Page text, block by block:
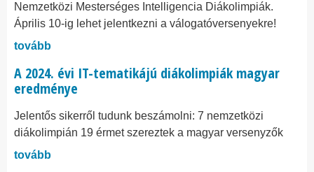
Nemzetközi Mesterséges Intelligencia Diákolimpiák.
Április 10-ig lehet jelentkezni a válogatóversenyekre!
tovább
A 2024. évi IT-tematikájú diákolimpiák magyar
eredménye
Jelentős sikerről tudunk beszámolni: 7 nemzetközi
diákolimpián 19 érmet szereztek a magyar versenyzők
tovább